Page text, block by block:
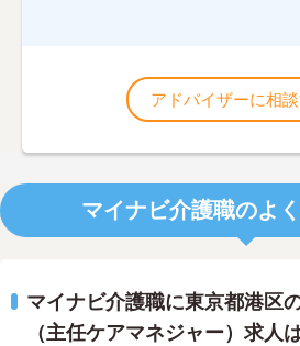
アドバイザーに相
マイナビ介護職のよ
マイナビ介護職に東京都港区
（主任ケアマネジャー）求人